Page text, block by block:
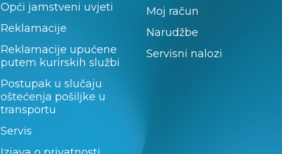
Opći jamstveni uvjeti
Reklamacije
Reklamacije upućene
putem kurirskih službi
Postupak u slučaju
oštećenja pošiljke u
transportu
Servis
Moj račun
Narudžbe
Servisni nalozi